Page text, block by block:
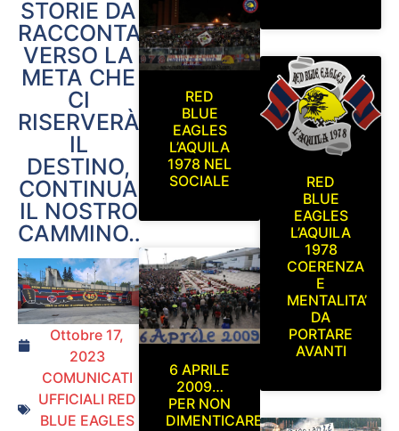
STORIE DA
RACCONTARE…
VERSO LA
META CHE
CI
RISERVERÀ
IL
DESTINO,
CONTINUA
IL NOSTRO
CAMMINO…”
Ottobre 17,
2023
COMUNICATI
UFFICIALI RED
BLUE EAGLES
RED
BLUE
EAGLES
L’AQUILA
1978 NEL
SOCIALE
6 APRILE
2009…
PER NON
DIMENTICARE
RED
BLUE
EAGLES
L’AQUILA
1978
COERENZA
E
MENTALITA’
DA
PORTARE
AVANTI